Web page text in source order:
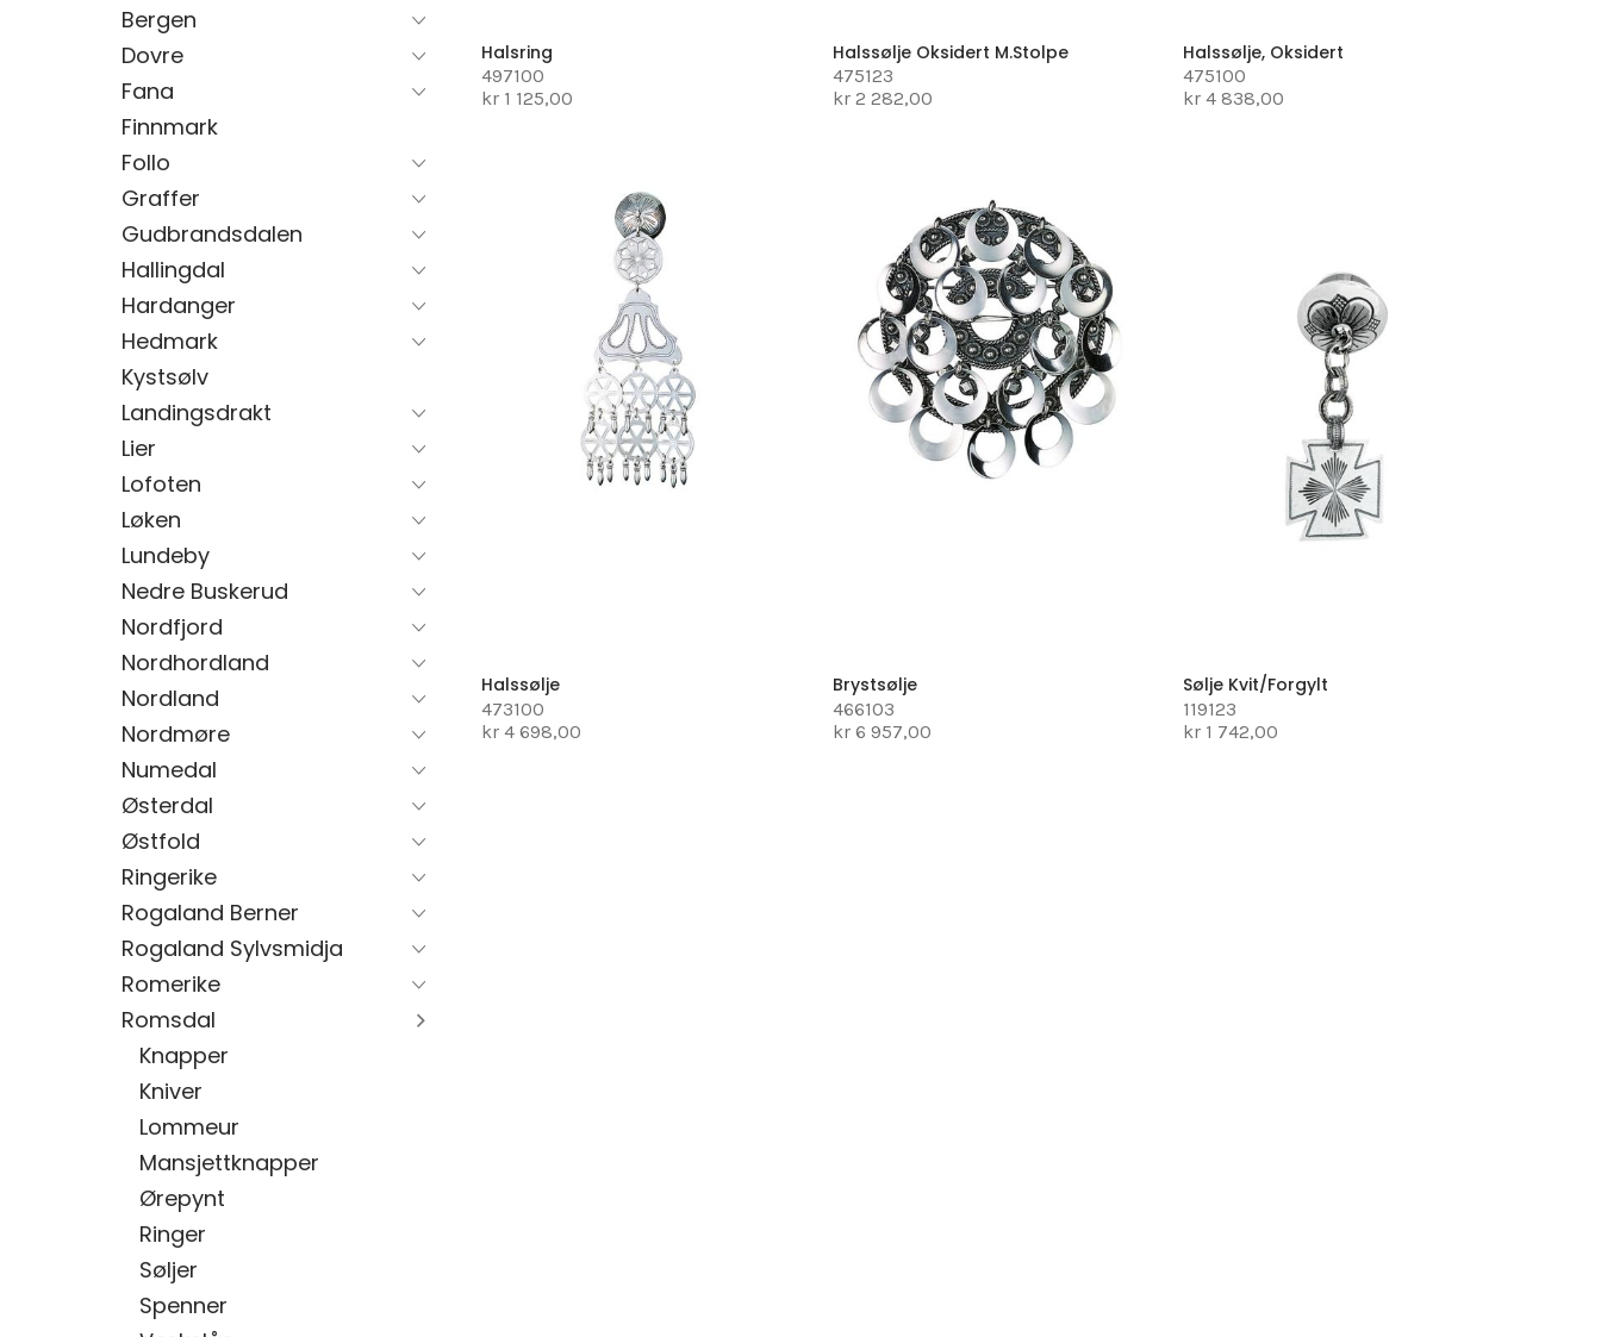
Bergen
Dovre
Fana
Finnmark
Follo
Graffer
Gudbrandsdalen
Hallingdal
Hardanger
Hedmark
Kystsølv
Landingsdrakt
Lier
Lofoten
Løken
Lundeby
Nedre Buskerud
Nordfjord
Nordhordland
Nordland
Nordmøre
Numedal
Østerdal
Østfold
Ringerike
Rogaland Berner
Rogaland Sylvsmidja
Romerike
Romsdal
Knapper
Kniver
Lommeur
Mansjettknapper
Ørepynt
Ringer
Søljer
Spenner
Halsring
497100
kr 1 125,00
Halssølje Oksidert M.stolpe
475123
kr 2 282,00
Halssølje, Oksidert
475100
kr 4 838,00
Halssølje
473100
kr 4 698,00
Brystsølje
466103
kr 6 957,00
Sølje Kvit/forgylt
119123
kr 1 742,00